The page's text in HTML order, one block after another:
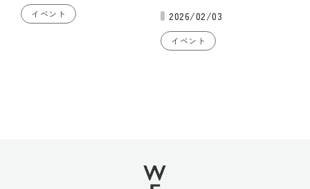
イベント 2026/02/03
イベント